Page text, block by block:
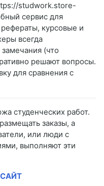
studwork.store-
сервис для
курсовые и
всегда
(что
решают вопросы.
для сравнения с
студенческих работ.
заказы, а
или люди с
выполняют эти